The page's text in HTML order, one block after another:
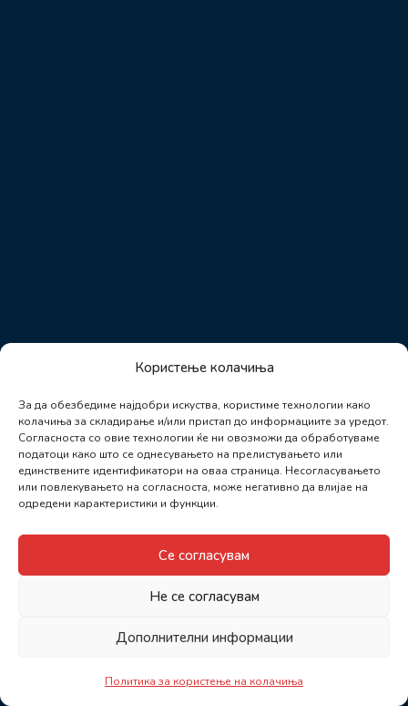
Користење колачиња
За да обезбедиме најдобри искуства, користиме технологии како
колачиња за складирање и/или пристап до информациите за уредот.
Согласноста со овие технологии ќе ни овозможи да обработуваме
податоци како што се однесувањето на прелистувањето или
единствените идентификатори на оваа страница. Несогласувањето
или повлекувањето на согласноста, може негативно да влијае на
одредени карактеристики и функции.
Се согласувам
Не се согласувам
Дополнителни информации
Политика за користење на колачиња